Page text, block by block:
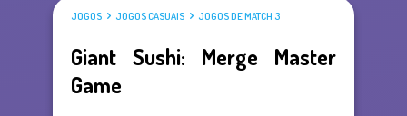
JOGOS JOGOS CASUAIS JOGOS DE MATCH 3
Giant Sushi: Merge Master
Game